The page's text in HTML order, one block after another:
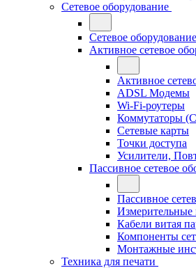
Сетевое оборудование
Сетевое оборудование
Активное сетевое
Активное
ADSL Модемы
Wi-Fi-роутеры
Коммутаторы
Сетевые карты
Точки доступа
Усилители,
Пассивное сетевое
Пассивное
Измерительные
Кабели витая
Компоненты
Монтажные
Техника для печати